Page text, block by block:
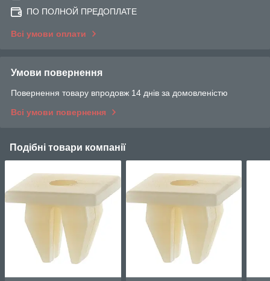
ПО ПОЛНОЙ ПРЕДОПЛАТЕ
Всі умови оплати
Умови повернення
Повернення товару впродовж 14 днів за домовленістю
Всі умови повернення
Подібні товари компанії